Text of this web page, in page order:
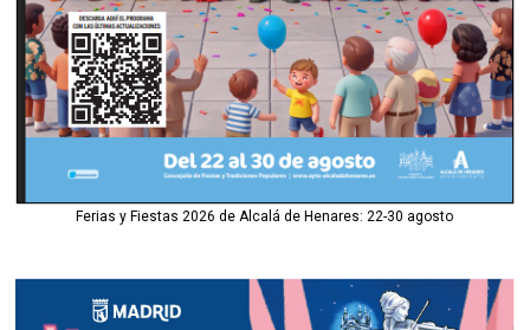
Ferias y Fiestas 2026 de Alcalá de Henares: 22-30 agosto